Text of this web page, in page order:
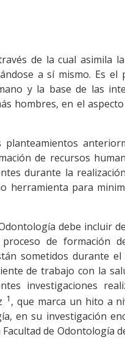
de la cual asimila
a sí mismo. Es el
y la base de las
hombres, en el
de recursos
durante la
herramienta para
debe incluir
de formación
sometidos durante
de trabajo con la
investigaciones
1 , que marca un hito a
en su investigación
de Odontología